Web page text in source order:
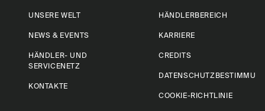
UNSERE WELT
NEWS & EVENTS
HÄNDLER- UND
SERVICENETZ
KONTAKTE
HÄNDLERBEREICH
KARRIERE
CREDITS
COOKIE-RICHTLINIE